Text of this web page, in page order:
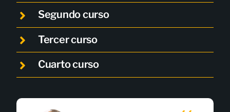
Segundo curso
Tercer curso
Cuarto curso